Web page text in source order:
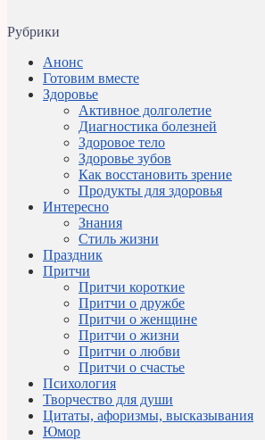
Рубрики
Анонс
Готовим вместе
Здоровье
Активное долголетие
Диагностика болезней
Здоровое тело
Здоровье зубов
Как восстановить зрение
Продукты для здоровья
Интересно
Знания
Стиль жизни
Праздник
Притчи
Притчи короткие
Притчи о дружбе
Притчи о женщине
Притчи о жизни
Притчи о любви
Притчи о счастье
Психология
Творчество для души
Цитаты, афоризмы, высказывания
Юмор